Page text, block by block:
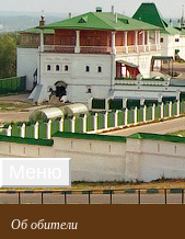
Об обители